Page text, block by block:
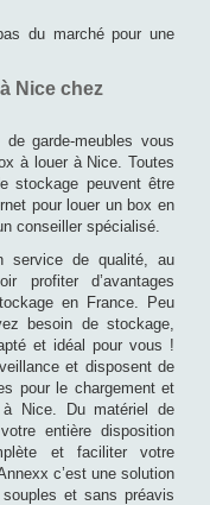
du marché pour une
Nice chez
garde-meubles vous
à louer à Nice. Toutes
stockage peuvent être
pour louer un box en
conseiller spécialisé.
service de qualité, au
profiter d’avantages
en France. Peu
besoin de stockage,
et idéal pour vous !
et disposent de
pour le chargement et
Nice. Du matériel de
entière disposition
et faciliter votre
c’est une solution
et sans préavis